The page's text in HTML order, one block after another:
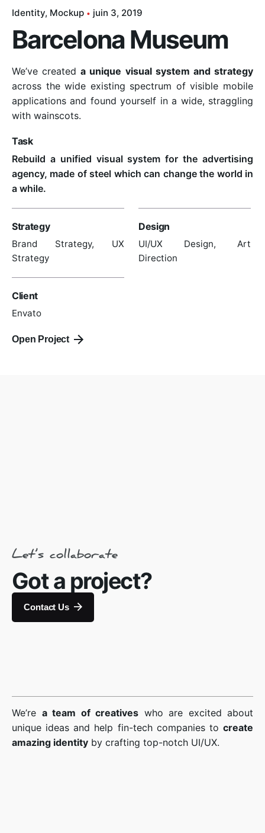
Identity Mockup juin 3, 2019
Barcelona Museum
We’ve createda unique visual system and strategy
across the wide existing spectrum of visible mobile
applications and found yourself in a wide, straggling
with wainscots.
Task
Rebuild a unified visual system for the advertising
agency, made of steel which can change the world in
a while.
Strategy
Brand Strategy, UX
Strategy
Design
UI/UX Design, Art
Direction
Client
Envato
Open Project
Let’s collaborate
Got a project?
Contact Us
We’re a team of creatives who are excited about
unique ideas and help fin-tech companies to create
amazing identity by crafting top-notch UI/UX.